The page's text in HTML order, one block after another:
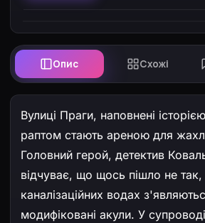
Опис Схожі
Вулиці Праги, наповнені
раптом стають ареною для
Головний герой, детектив
відчуває, що щось пішло не
каналізаційних водах
модифіковані акули. У